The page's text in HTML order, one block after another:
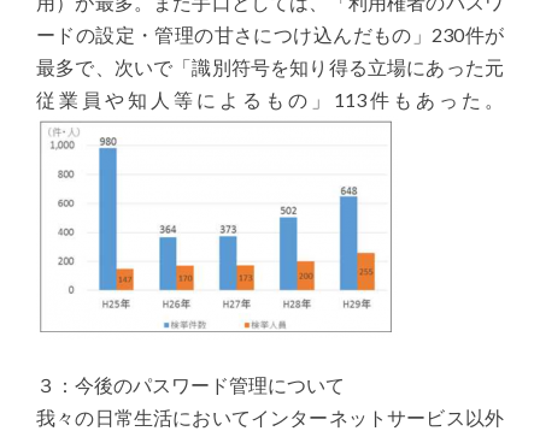
ードの設定・管理の甘さにつけ込んだもの」230件が
最多で、次いで「識別符号を知り得る立場にあった元
従業員や知人等によるもの」113件もあった。
３：今後のパスワード管理について
我々の日常生活においてインターネットサービス以外